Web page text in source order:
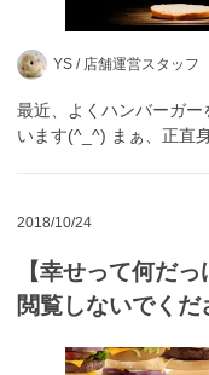
YS / 店舗運営スタッフ
最近、よくハンバーガ
います(^_^) まぁ、正直
2018/10/24
【幸せって何だ
閲覧しないでくだ